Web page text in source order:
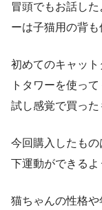
冒頭でもお話し
ーは子猫用の背も
初めてのキャッ
トタワーを使っ
試し感覚で買った
今回購入したも
下運動ができるよ
猫ちゃんの性格